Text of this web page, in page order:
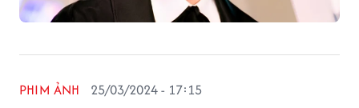
PHIM ẢNH 25/03/2024 - 17:15